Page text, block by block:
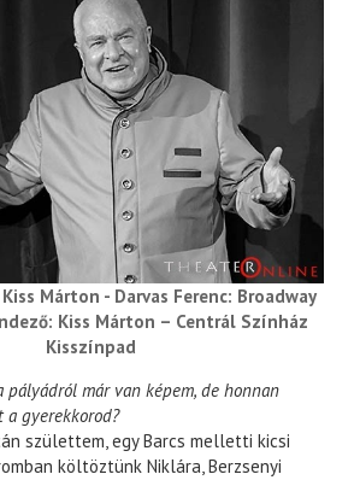
Márton - Darvas Ferenc: Broadway
Kiss Márton – Centrál Színház
Kisszínpad
pályádról már van képem, de honnan
gyerekkorod?
születtem, egy Barcs melletti kicsi
költöztünk Niklára, Berzsenyi